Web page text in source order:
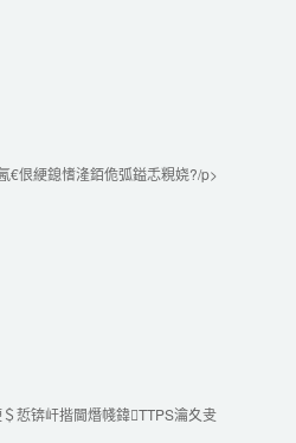
€佷綆鎴愭湰銆佹弧鎰忎粯娆?/p>
悊锛屽揩閫熸帴鍏TTPS瀹夊叏